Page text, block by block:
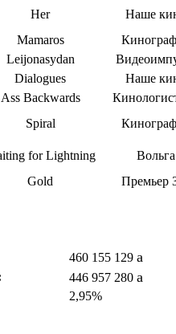
Her
Наше
Mamaros
Leijonasydan
Dialogues
Наше
Ass Backwards
Spiral
for Lightning
Вольга
Gold Премьер
460 155 129 a
446 957 280 a
2,95%